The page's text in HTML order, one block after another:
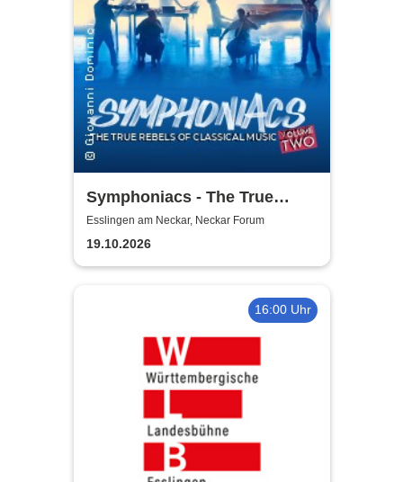
Symphoniacs - The True
Rebels Of Classical Music
Esslingen am Neckar, Neckar Forum
19.10.2026
16:00 Uhr